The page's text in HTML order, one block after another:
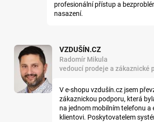
profesionální přístup a
nasazení.
VZDUŠÍN.CZ
Radomír Mikula
vedoucí prodeje a zákaznické
V e-shopu vzdušín.cz jsem
zákaznickou podporu, která
na jednom mobilním telefonu a
klientovi. Poskytovatelem